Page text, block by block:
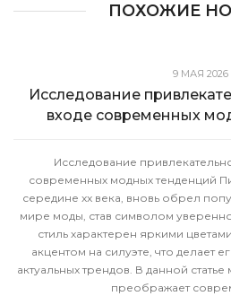
ПОХОЖИЕ
9 МАЯ 2026
Исследование
входе современных
Исследование
современных модных тенденций
середине xx века, вновь обрел
мире моды, став символом
стиль характерен яркими
акцентом на силуэте, что делает
актуальных трендов. В данной
преображает